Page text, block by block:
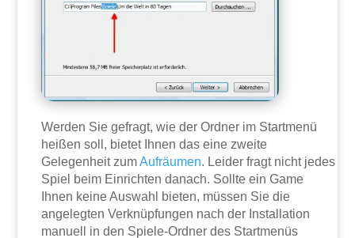
Werden Sie gefragt, wie der Ordner im Startmenü
heißen soll, bietet Ihnen das eine zweite
Gelegenheit zumAufräumen. Leider fragt nicht jedes
Spiel beim Einrichten danach. Sollte ein Game
Ihnen keine Auswahl bieten, müssen Sie die
angelegten Verknüpfungen nach der Installation
manuell in den Spiele-Ordner des Startmenüs